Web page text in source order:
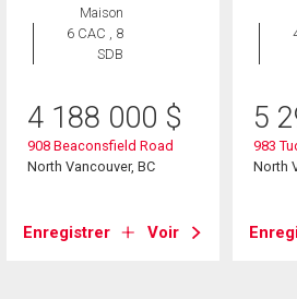
Maison
6 CAC , 8
SDB
4 188 000 $
908 Beaconsfield Road
North Vancouver, BC
Enregistrer Voir
5
983
North